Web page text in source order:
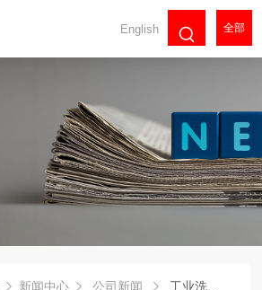
English 全部
新闻中心 公司新闻 工业洗衣机厂家浅析布草污染严重该如何处理?